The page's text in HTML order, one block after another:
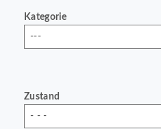
Kategorie
---
Zustand
- - -